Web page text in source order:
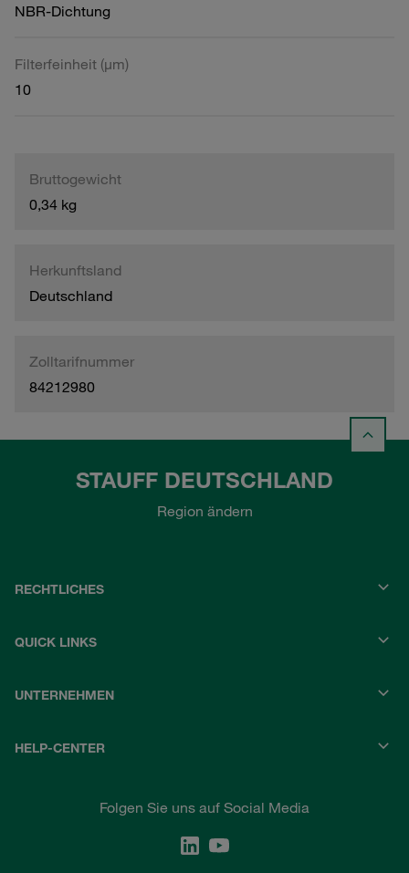
NBR-Dichtung
Filterfeinheit (µm)
10
Bruttogewicht
0,34 kg
Herkunftsland
Deutschland
Zolltarifnummer
84212980
STAUFF DEUTSCHLAND
Region ändern
RECHTLICHES
QUICK LINKS
UNTERNEHMEN
HELP-CENTER
Folgen Sie uns auf Social Media